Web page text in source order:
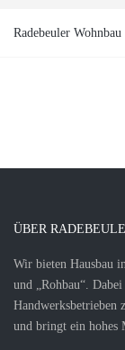
Radebeuler
ÜBER
Wir bieten Hausbau
und „Rohbau“.
Handwerksbetrieben
und bringt ein hohes